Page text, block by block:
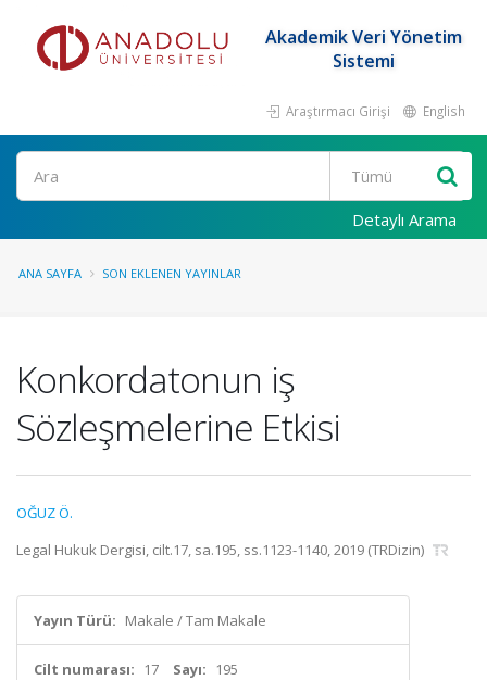
Akademik Veri Yönetim
Sistemi
Araştırmacı Girişi English
Ara
Detaylı Arama
ANA SAYFA SON EKLENEN YAYINLAR
Konkordatonun iş
Sözleşmelerine Etkisi
OĞUZ Ö.
Legal Hukuk Dergisi, cilt.17, sa.195, ss.1123-1140, 2019 (TRDizin)
Yayın Türü: Makale / Tam Makale
Cilt numarası: 17 Sayı: 195